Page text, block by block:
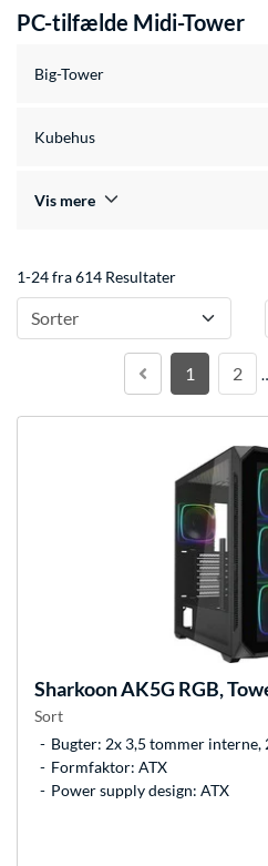
PC-tilfælde Midi-Tower
Big-Tower
Kubehus
Vis mere
1-24 fra 614 Resultater
Sorter
1 2
SharkoonAK5G RGB,
Sort
Bugter: 2x 3,5 tommer
Formfaktor: ATX
Power supply design: ATX